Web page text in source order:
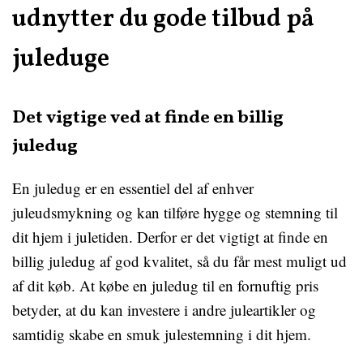
udnytter du gode tilbud på
juleduge
Det vigtige ved at finde en billig
juledug
En juledug er en essentiel del af enhver
juleudsmykning og kan tilføre hygge og stemning til
dit hjem i juletiden. Derfor er det vigtigt at finde en
billig juledug af god kvalitet, så du får mest muligt ud
af dit køb. At købe en juledug til en fornuftig pris
betyder, at du kan investere i andre juleartikler og
samtidig skabe en smuk julestemning i dit hjem.